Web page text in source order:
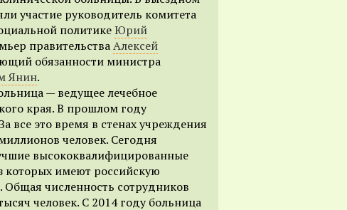
участие руководитель комитета
политикеЮрий
правительстваАлексей
обязанности министра
Янин.
— ведущее лечебное
края. В прошлом году
все это время в стенах учреждения
человек. Сегодня
высококвалифицированные
которых имеют российскую
Общая численность сотрудников
человек. С 2014 году больница